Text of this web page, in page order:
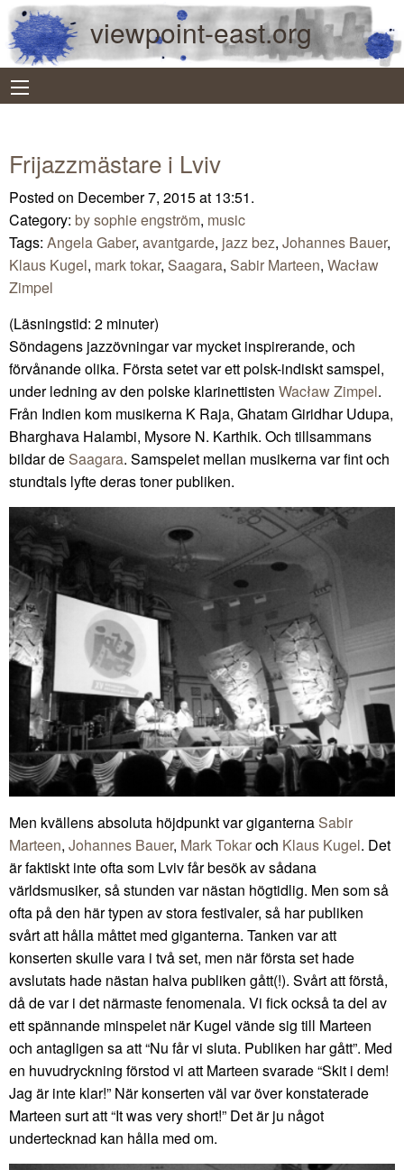
viewpoint-east.org
Frijazzmästare i Lviv
Posted on December 7, 2015 at 13:51.
Category: by sophie engström, music
Tags: Angela Gaber, avantgarde, jazz bez, Johannes Bauer,
Klaus Kugel, mark tokar, Saagara, Sabir Marteen, Wacław
Zimpel
(Läsningstid: 2 minuter)
Söndagens jazzövningar var mycket inspirerande, och
förvånande olika. Första setet var ett polsk-indiskt samspel,
under ledning av den polske klarinettisten Wacław Zimpel.
Från Indien kom musikerna K Raja, Ghatam Giridhar Udupa,
Bharghava Halambi, Mysore N. Karthik. Och tillsammans
bildar de Saagara. Samspelet mellan musikerna var fint och
stundtals lyfte deras toner publiken.
Men kvällens absoluta höjdpunkt var giganterna Sabir
Marteen, Johannes Bauer, Mark Tokaroch Klaus Kugel. Det
är faktiskt inte ofta som Lviv får besök av sådana
världsmusiker, så stunden var nästan högtidlig. Men som så
ofta på den här typen av stora festivaler, så har publiken
svårt att hålla måttet med giganterna. Tanken var att
konserten skulle vara i två set, men när första set hade
avslutats hade nästan halva publiken gått(!). Svårt att förstå,
då de var i det närmaste fenomenala. Vi fick också ta del av
ett spännande minspelet när Kugel vände sig till Marteen
och antagligen sa att “Nu får vi sluta. Publiken har gått”. Med
en huvudryckning förstod vi att Marteen svarade “Skit i dem!
Jag är inte klar!” När konserten väl var över konstaterade
Marteen surt att “It was very short!” Det är ju något
undertecknad kan hålla med om.